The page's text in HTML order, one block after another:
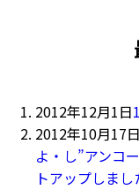
2012年12月1日
2012年10月17日
よ・し”アンコ
トアップしまし